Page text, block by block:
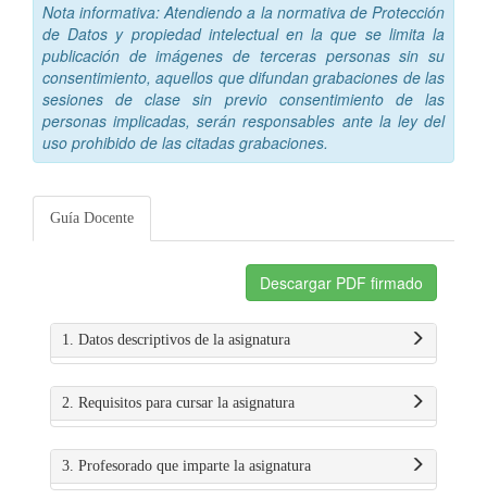
Nota informativa: Atendiendo a la normativa de Protección
de Datos y propiedad intelectual en la que se limita la
publicación de imágenes de terceras personas sin su
consentimiento, aquellos que difundan grabaciones de las
sesiones de clase sin previo consentimiento de las
personas implicadas, serán responsables ante la ley del
uso prohibido de las citadas grabaciones.
Guía Docente
Descargar PDF firmado
1. Datos descriptivos de la asignatura
2. Requisitos para cursar la asignatura
3. Profesorado que imparte la asignatura